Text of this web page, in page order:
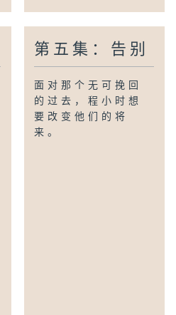
第五集：告别
面对那个无可挽回
的过去，程小时想
要改变他们的将
来。